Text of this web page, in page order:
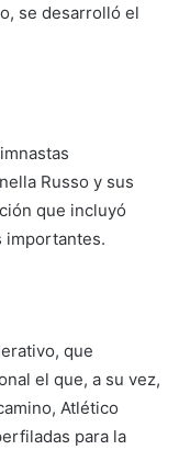
se desarrolló el
Russo y sus
que incluyó
importantes.
que
el que, a su vez,
Atlético
para la